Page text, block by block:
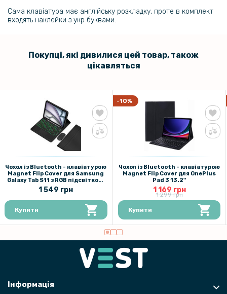
Сама клавіатура має англійську розкладку, проте в комплект
входять наклейки з укр буквами.
Покупці, які дивилися цей товар, також
цікавляться
Чохол із Bluetooth - клавіатурою
Magnet Flip Cover для Samsung
Galaxy Tab S11 з RGB підсвіткою,
тачпадом та мишкою
1 549 грн
Купити
-10%
Чохол із Bluetooth - клавіатурою
Magnet Flip Cover для OnePlus
Pad 3 13.2''
1 169 грн
1 299 грн
Купити
Інформація